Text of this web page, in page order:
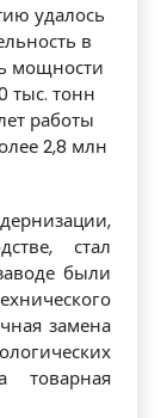
удалось
в
мощности
тыс. тонн
работы
2,8 млн
стал
были
замена
товарная